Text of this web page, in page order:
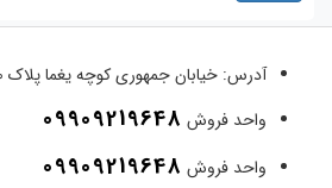
آدرس: خیابان جمهوری کوچه یغما پلاک ۲۲۰ واحد ۸
واحد فروش 09909219648
واحد فروش 09909219648